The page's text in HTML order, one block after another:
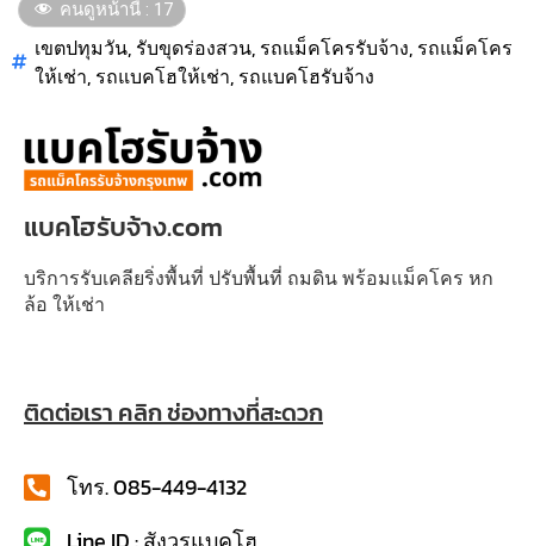
คนดูหน้านี้ : 17
เขตปทุมวัน, รับขุดร่องสวน, รถแม็คโครรับจ้าง, รถแม็คโคร
ให้เช่า, รถแบคโฮให้เช่า, รถแบคโฮรับจ้าง
แบคโฮรับจ้าง.com
บริการรับเคลียริ่งพื้นที่ ปรับพื้นที่ ถมดิน พร้อมแม็คโคร หก
ล้อ ให้เช่า
ติดต่อเรา คลิก ช่องทางที่สะดวก
โทร. 085-449-4132